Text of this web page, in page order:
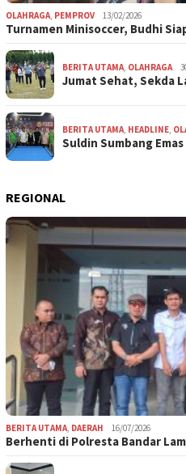
OLAHRAGA, PEMPROV 13/02/2026
Turnamen Minisoccer, Budhi
BERITA UTAMA, OLAHRAGA
Jumat Sehat, Sekda
BERITA UTAMA, HEADLINE,
Suldin Sumbang
REGIONAL
BERITA UTAMA, DAERAH 16/07/2026
Berhenti di Polresta Bandar